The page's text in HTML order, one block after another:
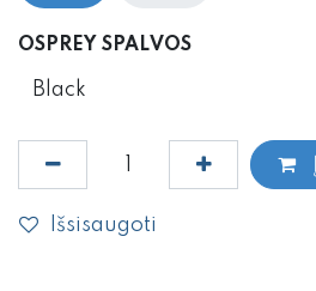
OSPREY SPALVOS
Išsisaugoti